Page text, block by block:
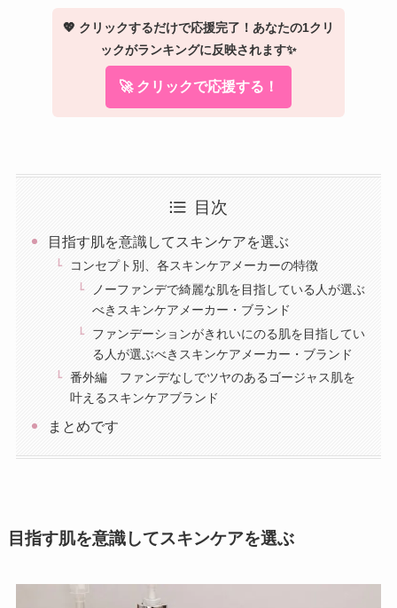
💖 クリックするだけで応援完了！あなたの1クリ
ックがランキングに反映されます✨
🚀 クリックで応援する！
目次
目指す肌を意識してスキンケアを選ぶ
コンセプト別、各スキンケアメーカーの特徴
ノーファンデで綺麗な肌を目指している人が選ぶ
べきスキンケアメーカー・ブランド
ファンデーションがきれいにのる肌を目指してい
る人が選ぶべきスキンケアメーカー・ブランド
番外編 ファンデなしでツヤのあるゴージャス肌を
叶えるスキンケアブランド
まとめです
目指す肌を意識してスキンケアを選ぶ